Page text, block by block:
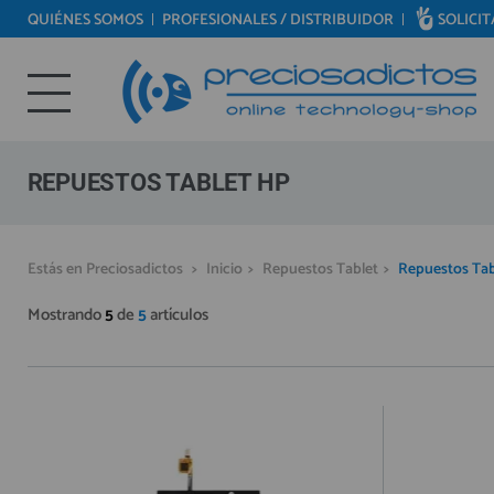
REPUESTOS MÓVILES
REPUESTOS TABLET
REPUESTOS VIDEOCONSOLAS
REPUESTOS OTROS DISPOSITIVOS
MÓVILES REACONDICIONADOS
Bienvenid@ otra vez
YA SOY CLIENTE
Recordarme ¿Olvidó su contraseña?Recordar aquí
QUIÉNES SOMOS PROFESIONALES / DISTRIBUIDOR
REPUESTOS TABLET HP
Estás en Preciosadictos > Inicio > Repuestos Tablet > Repuestos
Mostrando5de5artículos